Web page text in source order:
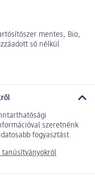
mentes, Bio,
só nélkül
szeretnénk
fogyasztást.
tanúsítványokról